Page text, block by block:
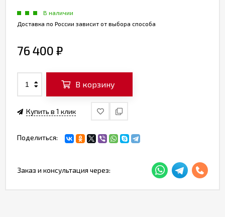
В наличии
Доставка по России зависит от выбора способа
76 400 ₽
В корзину
Купить в 1 клик
Поделиться:
Заказ и консультация через: